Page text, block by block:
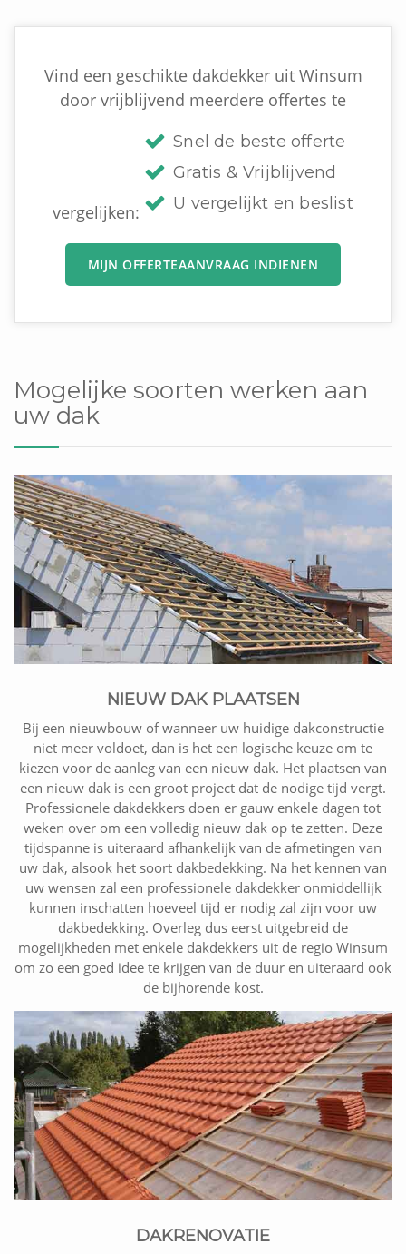
Vind een geschikte dakdekker uit Winsum
door vrijblijvend meerdere offertes te
vergelijken:
Snel de beste offerte
Gratis & Vrijblijvend
U vergelijkt en beslist
MIJN OFFERTEAANVRAAG INDIENEN
Mogelijke soorten werken aan
uw dak
NIEUW DAK PLAATSEN
Bij een nieuwbouw of wanneer uw huidige dakconstructie
niet meer voldoet, dan is het een logische keuze om te
kiezen voor de aanleg van een nieuw dak. Het plaatsen van
een nieuw dak is een groot project dat de nodige tijd vergt.
Professionele dakdekkers doen er gauw enkele dagen tot
weken over om een volledig nieuw dak op te zetten. Deze
tijdspanne is uiteraard afhankelijk van de afmetingen van
uw dak, alsook het soort dakbedekking. Na het kennen van
uw wensen zal een professionele dakdekker onmiddellijk
kunnen inschatten hoeveel tijd er nodig zal zijn voor uw
dakbedekking. Overleg dus eerst uitgebreid de
mogelijkheden met enkele dakdekkers uit de regio Winsum
om zo een goed idee te krijgen van de duur en uiteraard ook
de bijhorende kost.
DAKRENOVATIE